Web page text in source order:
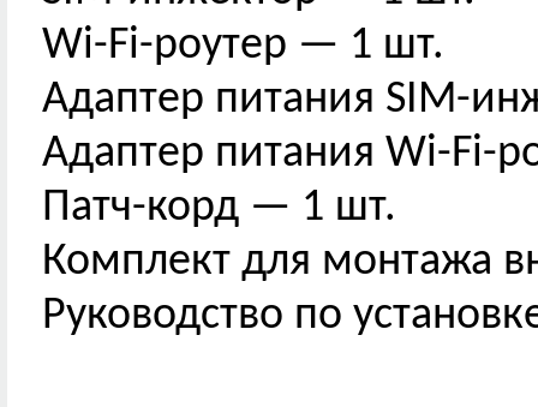
Wi-Fi-роутер — 1 шт.
Адаптер питания SIM-
Адаптер питания Wi-Fi-
Патч-корд — 1 шт.
Комплект для монтажа
Руководство по